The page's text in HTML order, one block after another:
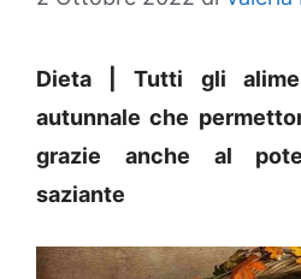
Dieta | Tutti gli
autunnale che
grazie anche al
saziante